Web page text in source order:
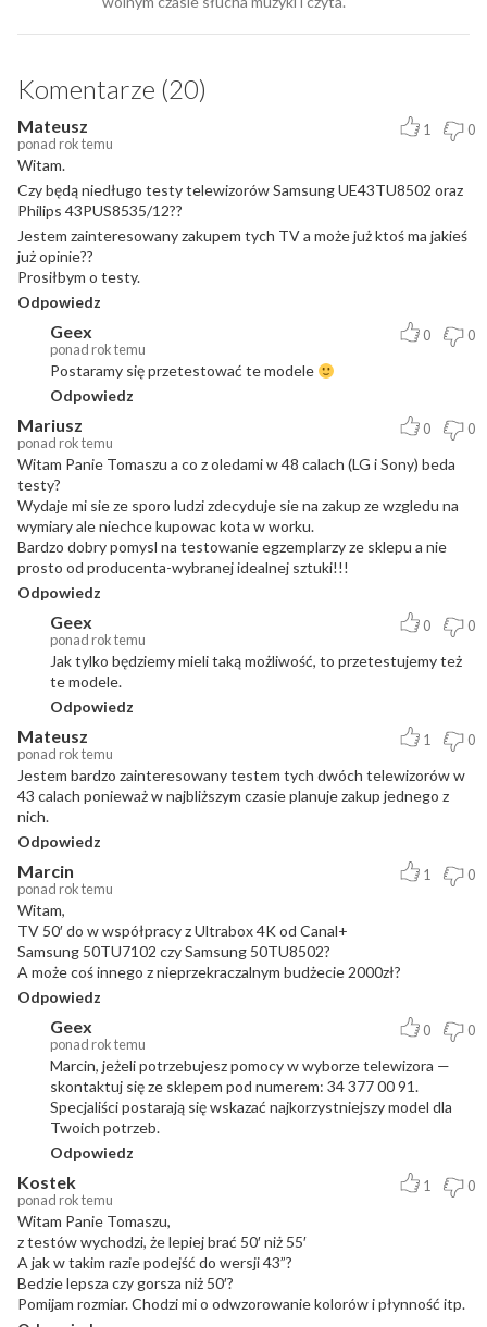
Komentarze (20)
Mateusz
ponad rok temu
1 0
Witam.
Czy będą niedługo testy telewizorów Samsung UE43TU8502 oraz
Philips 43PUS8535/12??
Jestem zainteresowany zakupem tych TV a może już ktoś ma jakieś
już opinie??
Prosiłbym o testy.
Odpowiedz
Geex
ponad rok temu
0 0
Postaramy się przetestować te modele
Odpowiedz
Mariusz
ponad rok temu
0 0
Witam Panie Tomaszu a co z oledami w 48 calach (LG i Sony) beda
testy?
Wydaje mi sie ze sporo ludzi zdecyduje sie na zakup ze wzgledu na
wymiary ale niechce kupowac kota w worku.
Bardzo dobry pomysl na testowanie egzemplarzy ze sklepu a nie
prosto od producenta-wybranej idealnej sztuki!!!
Odpowiedz
Geex
ponad rok temu
0 0
Jak tylko będziemy mieli taką możliwość, to przetestujemy też
te modele.
Odpowiedz
Mateusz
ponad rok temu
1 0
Jestem bardzo zainteresowany testem tych dwóch telewizorów w
43 calach ponieważ w najbliższym czasie planuje zakup jednego z
nich.
Odpowiedz
Marcin
ponad rok temu
1 0
Witam,
TV 50′ do w współpracy z Ultrabox 4K od Canal+
Samsung 50TU7102 czy Samsung 50TU8502?
A może coś innego z nieprzekraczalnym budżecie 2000zł?
Odpowiedz
Geex
ponad rok temu
0 0
Marcin, jeżeli potrzebujesz pomocy w wyborze telewizora —
skontaktuj się ze sklepem pod numerem: 34 377 00 91.
Specjaliści postarają się wskazać najkorzystniejszy model dla
Twoich potrzeb.
Odpowiedz
Kostek
ponad rok temu
1 0
Witam Panie Tomaszu,
z testów wychodzi, że lepiej brać 50′ niż 55′
A jak w takim razie podejść do wersji 43”?
Bedzie lepsza czy gorsza niż 50′?
Pomijam rozmiar. Chodzi mi o odwzorowanie kolorów i płynność itp.